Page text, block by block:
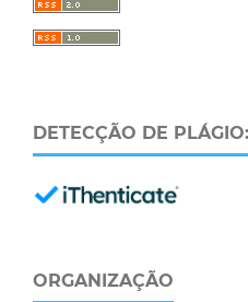
DETECÇÃO DE PLÁGIO:
ORGANIZAÇÃO